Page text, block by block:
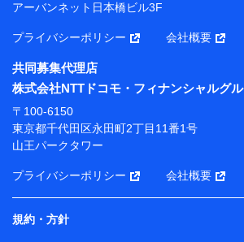
アーバンネット日本橋ビル3F
プライバシーポリシー 会社概要
共同募集代理店
株式会社NTTドコモ・フィナンシャルグ
〒100-6150
東京都千代田区永田町2丁目11番1号
山王パークタワー
プライバシーポリシー 会社概要
規約・方針